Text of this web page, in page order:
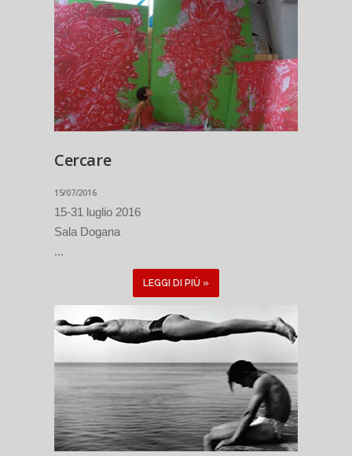
Cercare
15/07/2016
15-31 luglio 2016
Sala Dogana
...
LEGGI DI PIÙ »